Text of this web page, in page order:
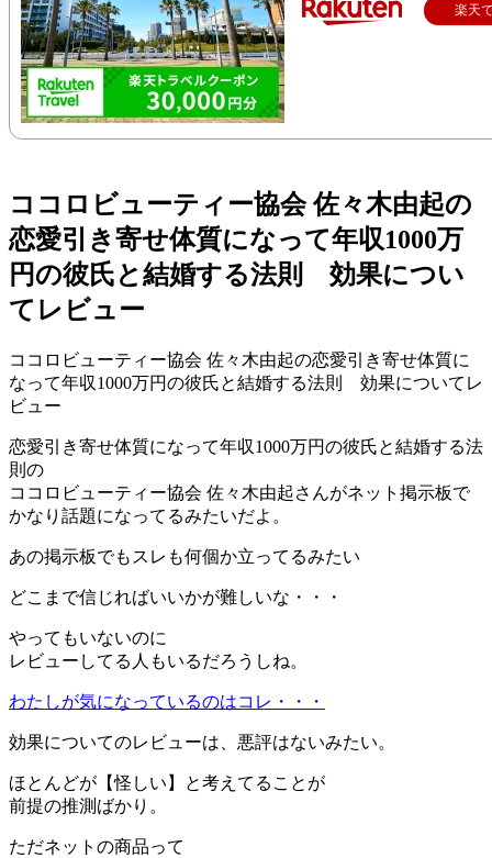
楽天
ココロビューティー協会 佐々木由起の
恋愛引き寄せ体質になって年収1000万
円の彼氏と結婚する法則 効果につい
てレビュー
ココロビューティー協会 佐々木由起の恋愛引き寄せ体質に
なって年収1000万円の彼氏と結婚する法則 効果についてレ
ビュー
恋愛引き寄せ体質になって年収1000万円の彼氏と結婚する法
則の
ココロビューティー協会 佐々木由起さんがネット掲示板で
かなり話題になってるみたいだよ。
あの掲示板でもスレも何個か立ってるみたい
どこまで信じればいいかが難しいな・・・
やってもいないのに
レビューしてる人もいるだろうしね。
わたしが気になっているのはコレ・・・
効果についてのレビューは、悪評はないみたい。
ほとんどが【怪しい】と考えてることが
前提の推測ばかり。
ただネットの商品って